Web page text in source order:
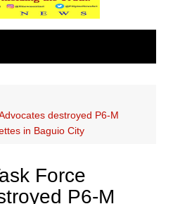
destroyed P6-M
in Baguio City
Force
P6-M